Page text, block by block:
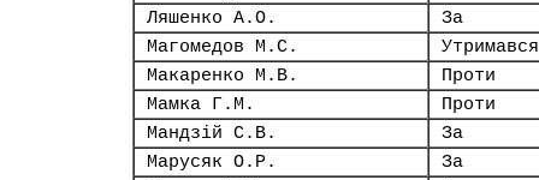
Ляшенко А.О.
За
Магомедов М.С.
Утримався
Макаренко М.В.
Проти
Мамка Г.М.
Проти
Мандзій С.В.
За
Марусяк О.Р.
За